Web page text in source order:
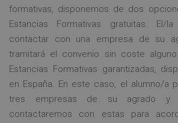
formativas, disponemos de dos
Estancias Formativas gratuitas. El/
contactar con una empresa de su
tramitará el convenio sin coste
Estancias Formativas garantizadas,
en España. En este caso, el alumno/a
tres empresas de su agrado y
contactaremos con estas para